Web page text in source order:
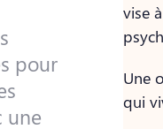
pour
une
vise
Une
qui